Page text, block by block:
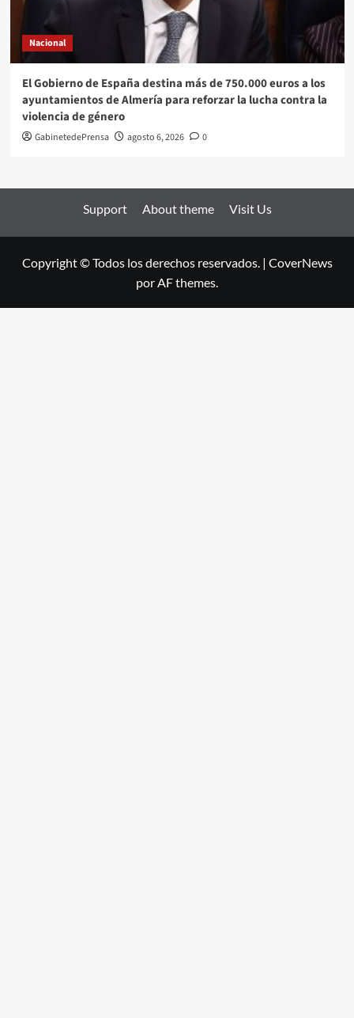
Nacional
El Gobierno de España destina más de 750.000 euros a los
ayuntamientos de Almería para reforzar la lucha contra la
violencia de género
GabinetedePrensa agosto 6, 2026 0
Support About theme Visit Us
Copyright © Todos los derechos reservados. | CoverNews
por AF themes.